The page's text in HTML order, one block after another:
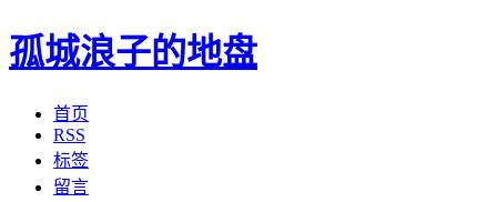
孤城浪子的地盘
首页
RSS
标签
留言